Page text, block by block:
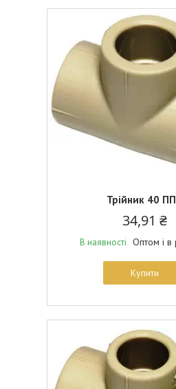
Трійник 40
34,91 ₴
В наявності Оптом і в
Купити